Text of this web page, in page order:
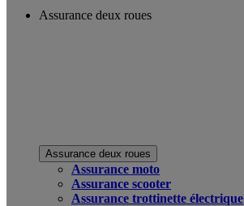
Assurance deux roues
Assurance deux roues
Assurance moto
Assurance scooter
Assurance trottinette électrique